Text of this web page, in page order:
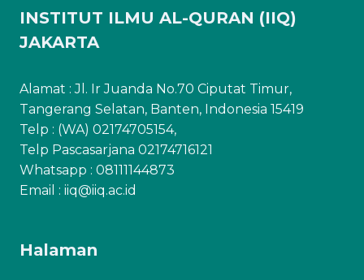
INSTITUT ILMU AL-QURAN (IIQ)
JAKARTA
Alamat : Jl. Ir Juanda No.70 Ciputat Timur,
Tangerang Selatan, Banten, Indonesia 15419
Telp : (WA) 02174705154,
Telp Pascasarjana 02174716121
Whatsapp : 08111144873
Email : iiq@iiq.ac.id
Halaman